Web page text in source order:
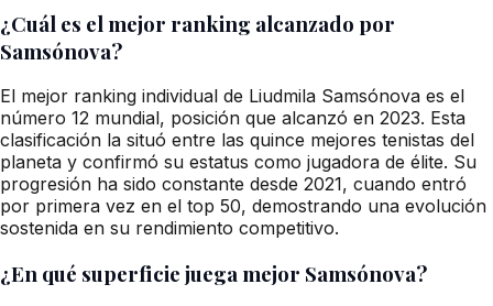
¿Cuál es el mejor ranking alcanzado por
Samsónova?
El mejor ranking individual de Liudmila Samsónova es el
número 12 mundial, posición que alcanzó en 2023. Esta
clasificación la situó entre las quince mejores tenistas del
planeta y confirmó su estatus como jugadora de élite. Su
progresión ha sido constante desde 2021, cuando entró
por primera vez en el top 50, demostrando una evolución
sostenida en su rendimiento competitivo.
¿En qué superficie juega mejor Samsónova?